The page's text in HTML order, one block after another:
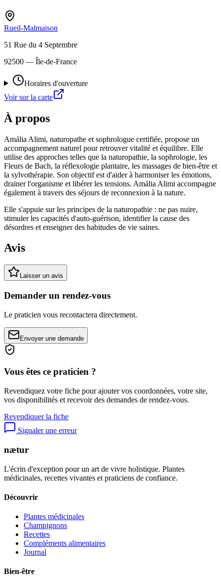
Rueil-Malmaison
51 Rue du 4 Septembre
92500 — Île-de-France
Horaires d'ouverture
Voir sur la carte
À propos
Amália Alimi, naturopathe et sophrologue certifiée, propose un
accompagnement naturel pour retrouver vitalité et équilibre. Elle
utilise des approches telles que la naturopathie, la sophrologie, les
Fleurs de Bach, la réflexologie plantaire, les massages de bien-être et
la sylvothérapie. Son objectif est d'aider à harmoniser les émotions,
drainer l'organisme et libérer les tensions. Amália Alimi accompagne
également à travers des séjours de reconnexion à la nature.
Elle s'appuie sur les principes de la naturopathie : ne pas nuire,
stimuler les capacités d'auto-guérison, identifier la cause des
désordres et enseigner des habitudes de vie saines.
Avis
Laisser un avis
Demander un rendez-vous
Le praticien vous recontactera directement.
Envoyer une demande
Vous êtes ce praticien ?
Revendiquez votre fiche pour ajouter vos coordonnées, votre site,
vos disponibilités et recevoir des demandes de rendez-vous.
Revendiquer la fiche
Signaler une erreur
nætur
L'écrin d'exception pour un art de vivre holistique. Plantes
médicinales, recettes vivantes et praticiens de confiance.
Découvrir
Plantes médicinales
Champignons
Recettes
Compléments alimentaires
Journal
Bien-être